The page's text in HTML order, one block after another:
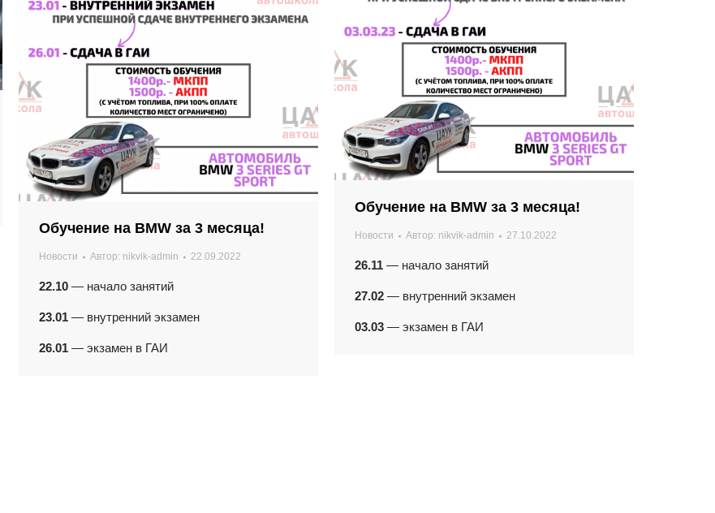
Обучение на BMW за 3 месяца!
Новости Автор: nikvik-admin 27.10.2022
26.11 — начало занятий
27.02 — внутренний экзамен
03.03 — экзамен в ГАИ
Обучение на BMW за 3 месяца!
Новости Автор: nikvik-admin 22.09.2022
22.10 — начало занятий
23.01 — внутренний экзамен
26.01 — экзамен в ГАИ